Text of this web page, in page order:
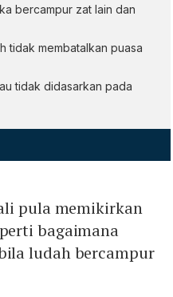
bercampur zat lain dan
tidak membatalkan puasa
tidak didasarkan pada
pula memikirkan
bagaimana
ludah bercampur